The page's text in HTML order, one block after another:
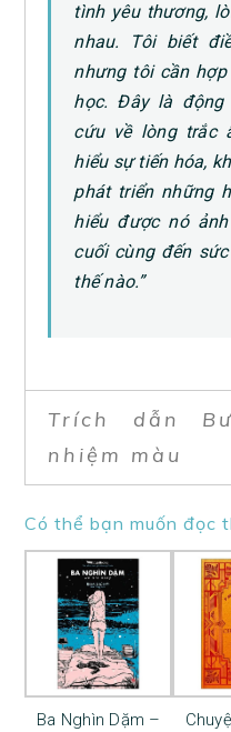
tình yêu thương,
nhau. Tôi biết
nhưng tôi cần
học. Đây là
cứu về lòng trắc
hiểu sự tiến hóa,
phát triển những
hiểu được nó
cuối cùng đến
thế nào.”
Trích dẫn
nhiệm màu
Có thể bạn muốn đọc
Ba Nghìn Dặm –